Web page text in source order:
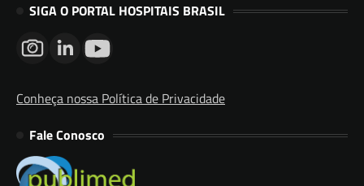
SIGA O PORTAL HOSPITAIS BRASIL
Conheça nossa Política de Privacidade
Fale Conosco